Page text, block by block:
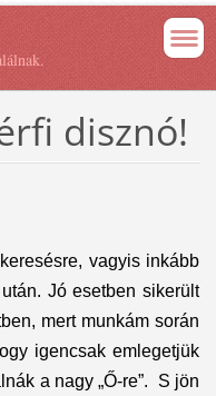
disznó!
vagyis inkább
Jó esetben sikerült
mert munkám során
igencsak emlegetjük
a nagy „Ő-re”. S jön